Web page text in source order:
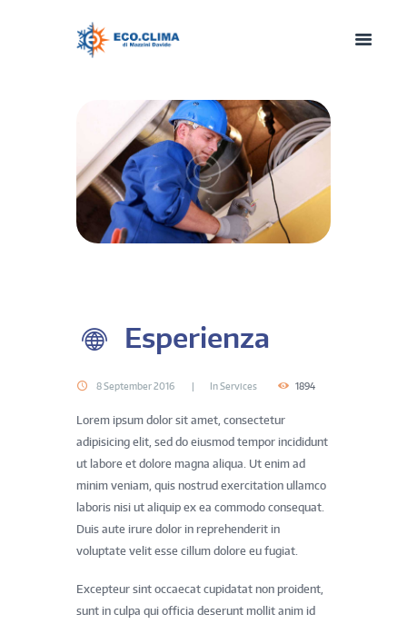
Esperienza
8 September 2016 InServices 1894
Lorem ipsum dolor sit amet, consectetur
adipisicing elit, sed do eiusmod tempor incididunt
ut labore et dolore magna aliqua. Ut enim ad
minim veniam, quis nostrud exercitation ullamco
laboris nisi ut aliquip ex ea commodo consequat.
Duis aute irure dolor in reprehenderit in
voluptate velit esse cillum dolore eu fugiat.
Excepteur sint occaecat cupidatat non proident,
sunt in culpa qui officia deserunt mollit anim id